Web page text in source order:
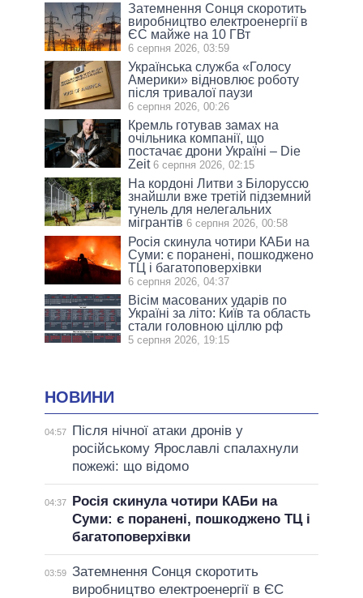
Затемнення Сонця скоротить
виробництво електроенергії в
ЄС майже на 10 ГВт
6 серпня 2026, 03:59
Українська служба «Голосу
Америки» відновлює роботу
після тривалої паузи
6 серпня 2026, 00:26
Кремль готував замах на
очільника компанії, що
постачає дрони Україні – Die
Zeit 6 серпня 2026, 02:15
На кордоні Литви з Білоруссю
знайшли вже третій підземний
тунель для нелегальних
мігрантів 6 серпня 2026, 00:58
Росія скинула чотири КАБи на
Суми: є поранені, пошкоджено
ТЦ і багатоповерхівки
6 серпня 2026, 04:37
Вісім масованих ударів по
Україні за літо: Київ та область
стали головною ціллю рф
5 серпня 2026, 19:15
НОВИНИ
04:57
Після нічної атаки дронів у
російському Ярославлі спалахнули
пожежі: що відомо
04:37
Росія скинула чотири КАБи на
Суми: є поранені, пошкоджено ТЦ і
багатоповерхівки
03:59 Затемнення Сонця скоротить
виробництво електроенергії в ЄС